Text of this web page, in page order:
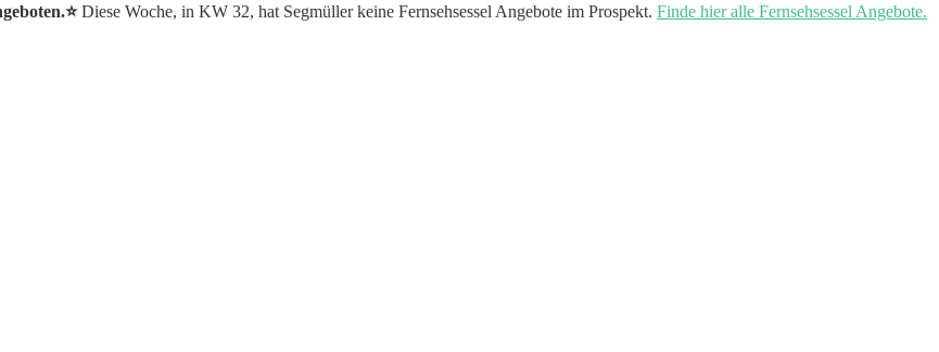
Diese Woche, in KW 32, hat Segmüller keine Fernsehsessel Angebote im Prospekt. Finde hier alle Fernsehsessel Angebote.